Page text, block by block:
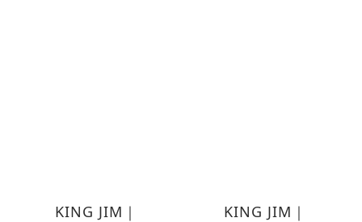
KING JIM｜
KING JIM｜